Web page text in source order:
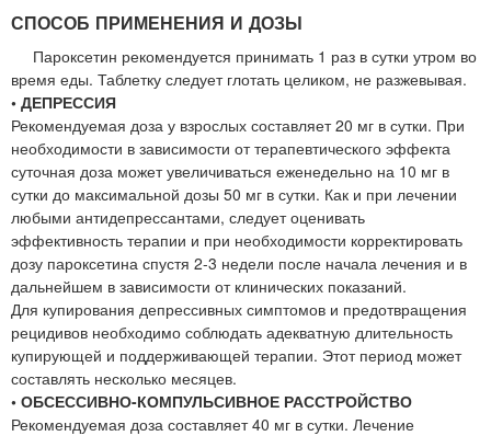
СПОСОБ ПРИМЕНЕНИЯ И ДОЗЫ
Пароксетин рекомендуется принимать 1 раз в сутки утром во
время еды. Таблетку следует глотать целиком, не разжевывая.
• ДЕПРЕССИЯ
Рекомендуемая доза у взрослых составляет 20 мг в сутки. При
необходимости в зависимости от терапевтического эффекта
суточная доза может увеличиваться еженедельно на 10 мг в
сутки до максимальной дозы 50 мг в сутки. Как и при лечении
любыми антидепрессантами, следует оценивать
эффективность терапии и при необходимости корректировать
дозу пароксетина спустя 2-3 недели после начала лечения и в
дальнейшем в зависимости от клинических показаний.
Для купирования депрессивных симптомов и предотвращения
рецидивов необходимо соблюдать адекватную длительность
купирующей и поддерживающей терапии. Этот период может
составлять несколько месяцев.
• ОБСЕССИВНО-КОМПУЛЬСИВНОЕ РАССТРОЙСТВО
Рекомендуемая доза составляет 40 мг в сутки. Лечение